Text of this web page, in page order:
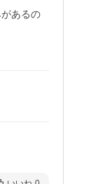
あるの